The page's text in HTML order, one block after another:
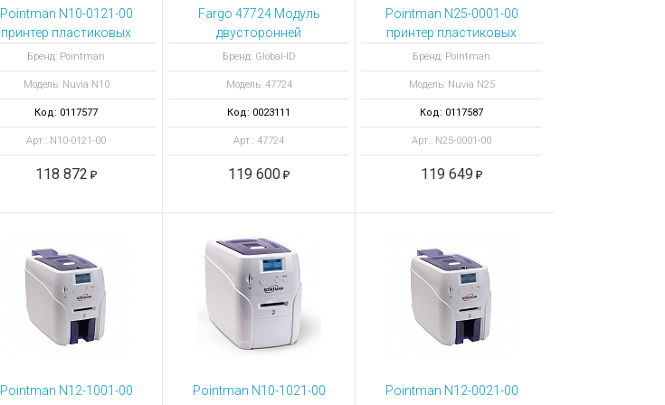
Pointman N10-0121-00
принтер пластиковых
карт Nuvia N10 с
энкодером
контактных и
бесконтактных смарт-
карт
Бренд: Pointman
Модель: Nuvia N10
Код: 0117577
Арт.: N10-0121-00
118 872
Fargo 47724 Модуль
двусторонней
ламинации для Fargo
DTC4500
самостоятельная
установка
Бренд: Global-ID
Модель: 47724
Код: 0023111
Арт.: 47724
119 600
Pointman N25-0001-00
принтер пластиковых
карт Nuvia N25
Бренд: Pointman
Модель: Nuvia N25
Код: 0117587
Арт.: N25-0001-00
119 649
Pointman N12-1001-00
Pointman N10-1021-00
Pointman N12-0021-00